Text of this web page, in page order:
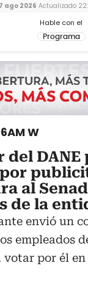
Hable con el
Programa
ago 2026 Actualizado
6AM W
DANE
al
de la
envió un
empleados
por él